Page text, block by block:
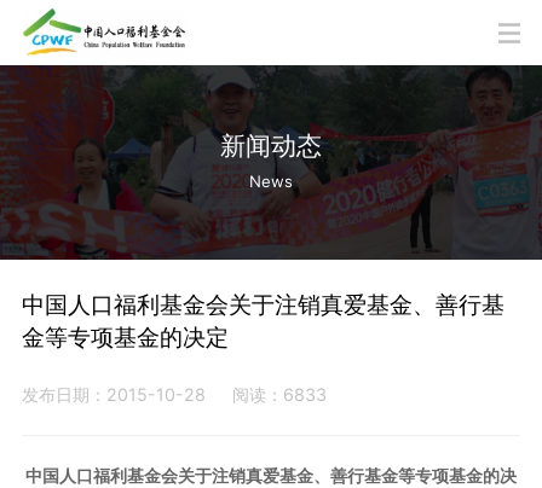
新闻动态
News
中国人口福利基金会关于注销真爱基金、善行基
金等专项基金的决定
发布日期：2015-10-28 阅读：6833
中国人口福利基金会关于注销真爱基金、 善行基金等专项基金的决